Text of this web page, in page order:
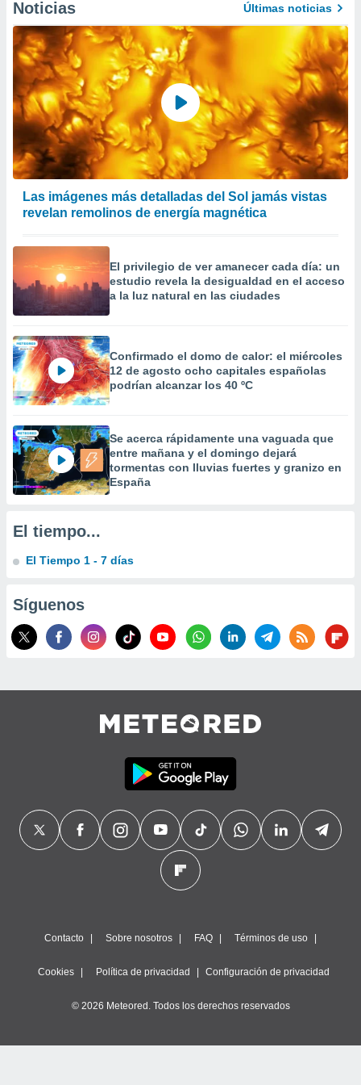
momento
en
en
en
de
o acceder
datos
perfiles
utilizar
crear un
uso de
la
contenido
medir el
de la
del
de
de
de
uso de
Noticias Últimas noticias
Las imágenes más detalladas del Sol jamás vistas
revelan remolinos de energía magnética
El privilegio de ver amanecer cada día: un
estudio revela la desigualdad en el acceso
a la luz natural en las ciudades
Confirmado el domo de calor: el miércoles
12 de agosto ocho capitales españolas
podrían alcanzar los 40 ºC
Se acerca rápidamente una vaguada que
entre mañana y el domingo dejará
tormentas con lluvias fuertes y granizo en
España
El tiempo...
El Tiempo 1 - 7 días
Síguenos
Contacto Sobre nosotros FAQ Términos de uso
Cookies Política de privacidad Configuración de privacidad
© 2026 Meteored. Todos los derechos reservados